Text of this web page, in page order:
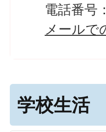
電話番号
メールで
学校生活